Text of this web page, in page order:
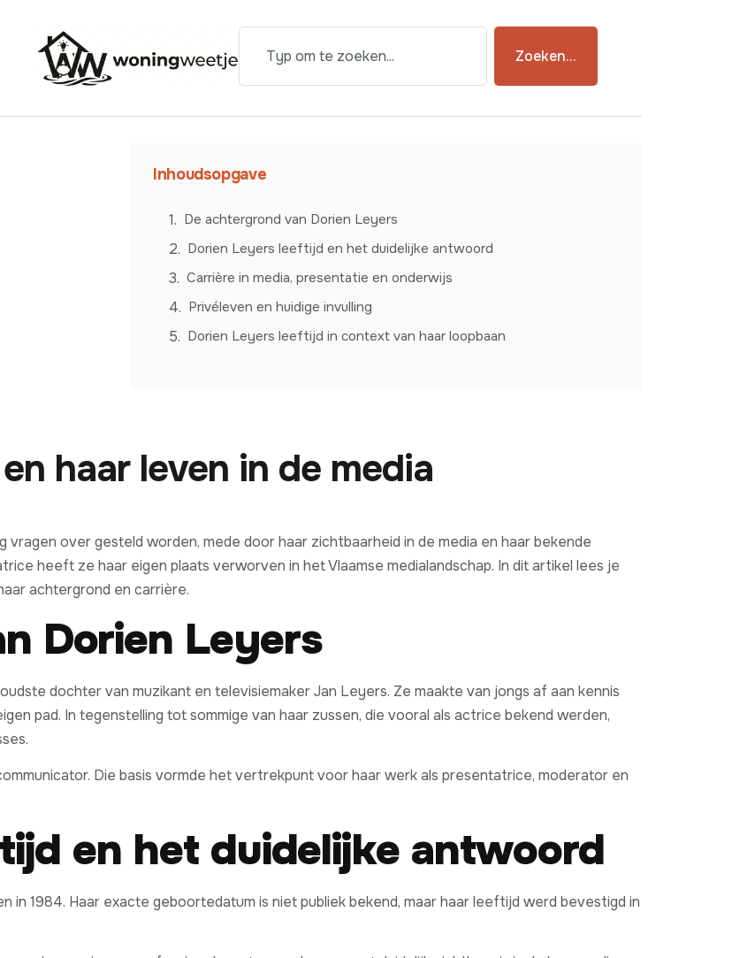
Zoeken...
Inhoudsopgave
De achtergrond van Dorien Leyers
Dorien Leyers leeftijd en het duidelijke antwoord
Carrière in media, presentatie en onderwijs
Privéleven en huidige invulling
Dorien Leyers leeftijd in context van haar loopbaan
haar leven in de media
over gesteld worden, mede door haar zichtbaarheid in de media en haar bekende
heeft ze haar eigen plaats verworven in het Vlaamse medialandschap. In dit artikel lees je
achtergrond en carrière.
Dorien Leyers
dochter van muzikant en televisiemaker Jan Leyers. Ze maakte van jongs af aan kennis
pad. In tegenstelling tot sommige van haar zussen, die vooral als actrice bekend werden,
Die basis vormde het vertrekpunt voor haar werk als presentatrice, moderator en
en het duidelijke antwoord
in 1984. Haar exacte geboortedatum is niet publiek bekend, maar haar leeftijd werd bevestigd in